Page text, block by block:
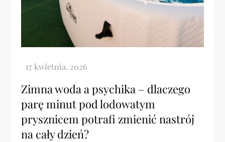
Zimna woda a psychika – dlaczego
parę minut pod lodowatym
prysznicem potrafi zmienić nastrój
na cały dzień?